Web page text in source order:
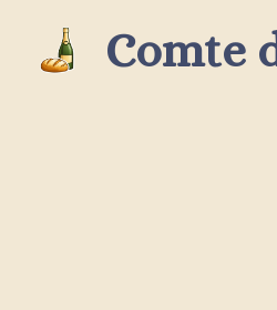
contenu
Comte